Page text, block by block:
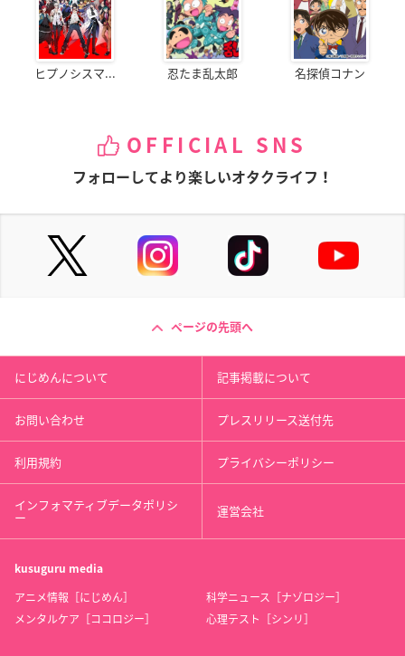
ヒプノシスマ... 忍たま乱太郎 名探偵コナン
OFFICIAL SNS
フォローしてより楽しいオタクライフ！
ページの先頭へ
にじめんについて 記事掲載について
お問い合わせ プレスリリース送付先
利用規約 プライバシーポリシー
インフォマティブデータポリシ
ー 運営会社
kusuguru media
アニメ情報［にじめん］
科学ニュース［ナゾロジー］
メンタルケア［ココロジー］
心理テスト［シンリ］